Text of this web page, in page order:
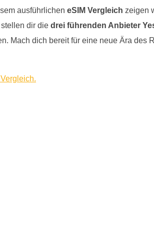
ausführlichen eSIM Vergleich zeigen
dir die drei führenden Anbieter
Mach dich bereit für eine neue Ära des